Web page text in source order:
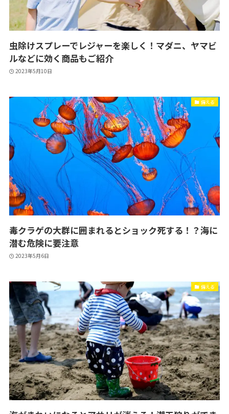
虫除けスプレーでレジャーを楽しく！マダニ、ヤマビ
ルなどに効く商品もご紹介
2023年5月10日
備える
毒クラゲの大群に囲まれるとショック死する！？海に
潜む危険に要注意
2023年5月6日
備える